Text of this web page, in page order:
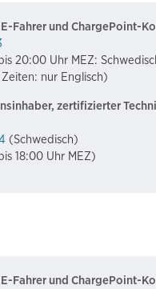
Fahrer und ChargePoint-
20:00 Uhr MEZ:
nur Englisch)
zertifizierter
(Schwedisch)
18:00 Uhr MEZ)
Fahrer und ChargePoint-